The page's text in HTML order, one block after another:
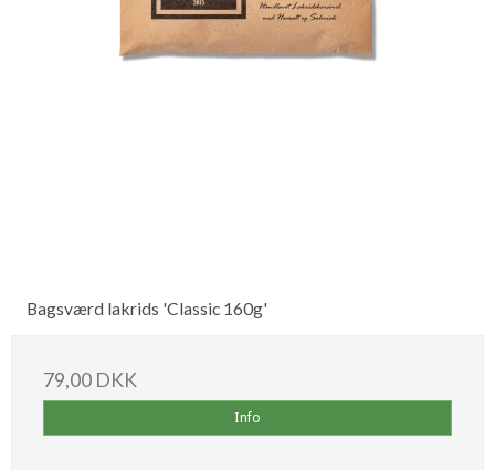
Bagsværd lakrids 'Classic 160g'
79,00 DKK
Info